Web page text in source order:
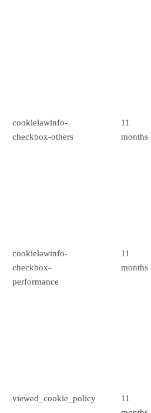
cookielawinfo-
checkbox-others
11
months
cookielawinfo-
checkbox-
performance
11
months
viewed_cookie_policy
11